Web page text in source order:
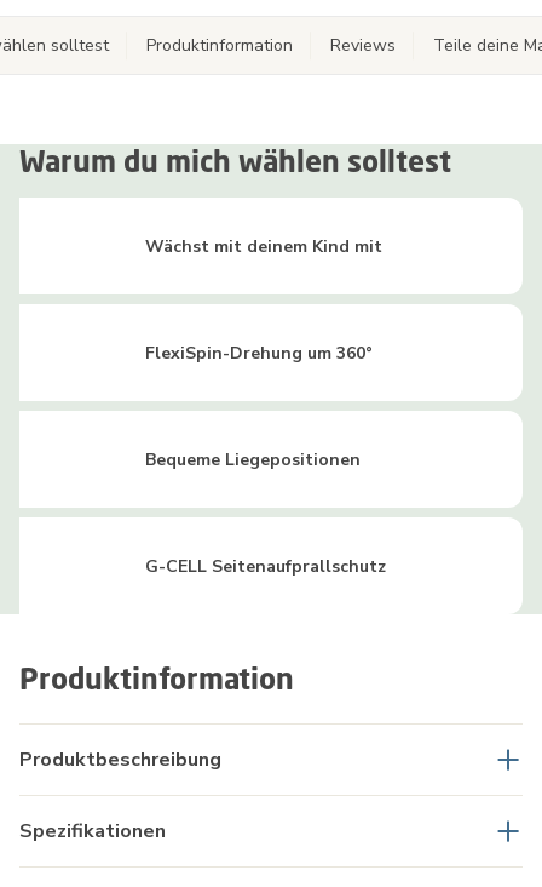
Produktinformation
Produktbeschreibung
Spezifikationen
solltest Produktinformation Reviews Teile deine
Warum du mich wählen solltest
Wächst mit deinem Kind mit
FlexiSpin-Drehung um 360°
Bequeme Liegepositionen
G-CELL Seitenaufprallschutz